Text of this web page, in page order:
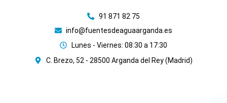
91 871 82 75
info@fuentesdeaguaarganda.es
Lunes - Viernes: 08:30 a 17:30
C. Brezo, 52 - 28500 Arganda del Rey (Madrid)